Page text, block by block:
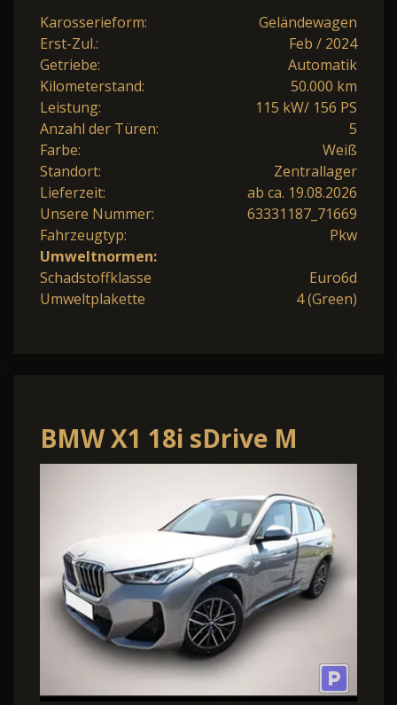
Karosserieform:
Geländewagen
Erst-Zul.:
Feb / 2024
Getriebe:
Automatik
Kilometerstand:
50.000 km
Leistung:
115 kW/ 156 PS
Anzahl der Türen:
5
Farbe:
Weiß
Standort:
Zentrallager
Lieferzeit:
ab ca. 19.08.2026
Unsere Nummer:
63331187_71669
Fahrzeugtyp:
Pkw
Umweltnormen:
Schadstoffklasse
Euro6d
Umweltplakette
4 (Green)
BMW X1 18i sDrive M
Sport LED Nav Kam eHK